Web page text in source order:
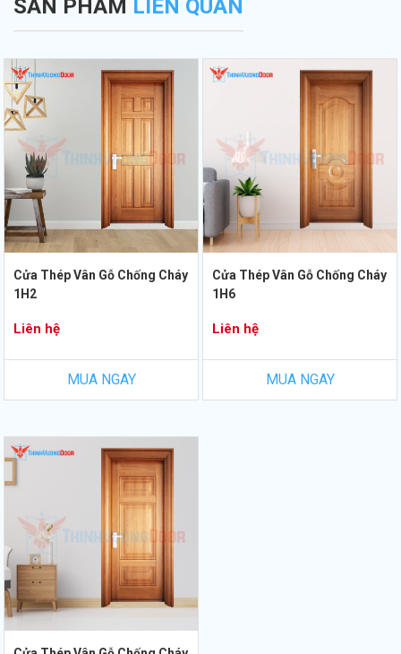
SẢN PHẨM LIÊN QUAN
Cửa Thép Vân Gỗ Chống Cháy
1H2
Liên hệ
MUA NGAY
Cửa Thép Vân Gỗ Chống Cháy
1H6
Liên hệ
MUA NGAY